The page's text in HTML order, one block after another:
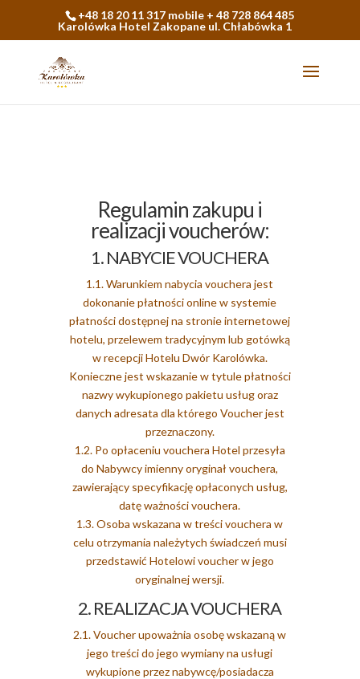
+48 18 20 11 317 mobile + 48 728 864 485
Karolówka Hotel Zakopane ul. Chłabówka 1
Regulamin zakupu i
realizacji voucherów:
1. NABYCIE VOUCHERA
1.1. Warunkiem nabycia vouchera jest
dokonanie płatności online w systemie
płatności dostępnej na stronie internetowej
hotelu, przelewem tradycyjnym lub gotówką
w recepcji Hotelu Dwór Karolówka.
Konieczne jest wskazanie w tytule płatności
nazwy wykupionego pakietu usług oraz
danych adresata dla którego Voucher jest
przeznaczony.
1.2. Po opłaceniu vouchera Hotel przesyła
do Nabywcy imienny oryginał vouchera,
zawierający specyfikację opłaconych usług,
datę ważności vouchera.
1.3. Osoba wskazana w treści vouchera w
celu otrzymania należytych świadczeń musi
przedstawić Hotelowi voucher w jego
oryginalnej wersji.
2. REALIZACJA VOUCHERA
2.1. Voucher upoważnia osobę wskazaną w
jego treści do jego wymiany na usługi
wykupione przez nabywcę/posiadacza